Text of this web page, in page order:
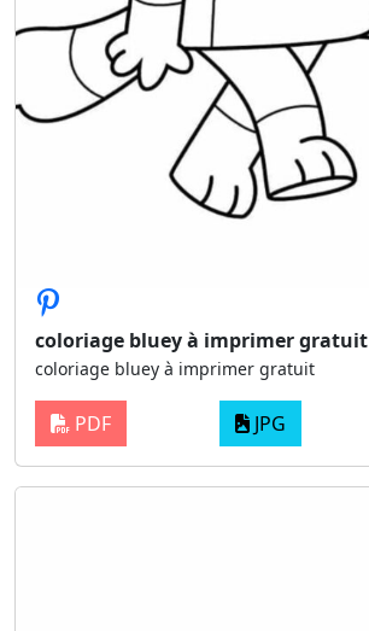
coloriage bluey à imprimer gratuit
coloriage bluey à imprimer gratuit
PDF JPG